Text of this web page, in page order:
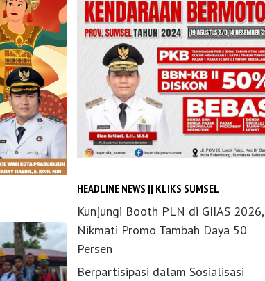
HEADLINE NEWS || KLIKS SUMSEL
Kunjungi Booth PLN di GIIAS 2026,
Nikmati Promo Tambah Daya 50
Persen
Berpartisipasi dalam Sosialisasi